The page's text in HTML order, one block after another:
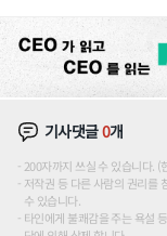
기사댓글0개
200자까지 쓰실 수 있습니다.
저작권 등 다른 사람의 권리를
수 있습니다.
타인에게 불쾌감을 주는 욕설